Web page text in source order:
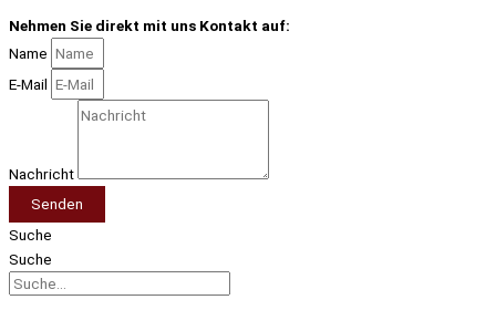
Nehmen Sie direkt mit uns Kontakt auf:
Name
E-Mail
Nachricht
Senden
Suche
Suche